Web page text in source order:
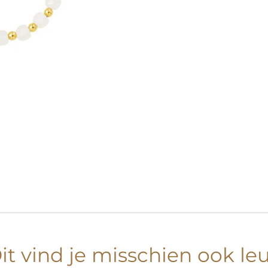
vind je misschien ook